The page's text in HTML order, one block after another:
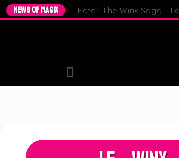
NEWS OF MAGIX Fate : The Winx Saga –